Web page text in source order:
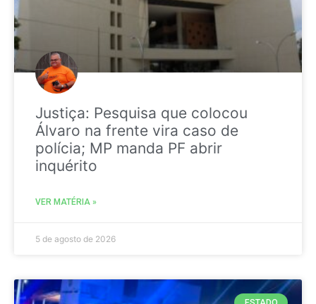
Justiça: Pesquisa que colocou
Álvaro na frente vira caso de
polícia; MP manda PF abrir
inquérito
VER MATÉRIA »
5 de agosto de 2026